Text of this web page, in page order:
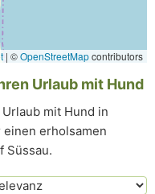
| ©OpenStreetMapcontributors
Urlaub mit Hund
mit Hund in
einen erholsamen
Süssau.